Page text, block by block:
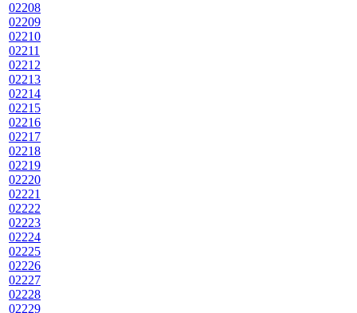
02208
02209
02210
02211
02212
02213
02214
02215
02216
02217
02218
02219
02220
02221
02222
02223
02224
02225
02226
02227
02228
02229